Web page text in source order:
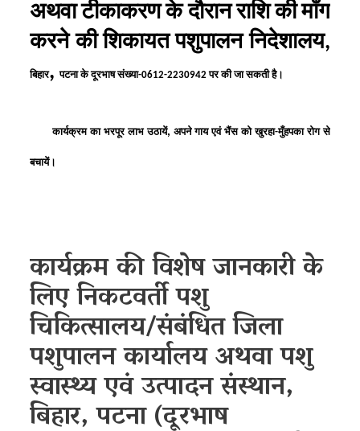
अथवा टीकाकरण के दौरान राशि की माँग
करने की शिकायत पशुपालन निदेशालय,
बिहार,पटना के दूरभाष संख्या-0612-2230942 पर की जा सकती है।
कार्यक्रम का भरपूर लाभ उठायें, अपने गाय एवं भैंस को खुरहा-मुँहपका रोग से
बचायें।
कार्यक्रम की विशेष जानकारी के
लिए निकटवर्ती पशु
चिकित्सालय/संबंधित जिला
पशुपालन कार्यालय अथवा पशु
स्वास्थ्य एवं उत्पादन संस्थान,
बिहार, पटना (दूरभाष